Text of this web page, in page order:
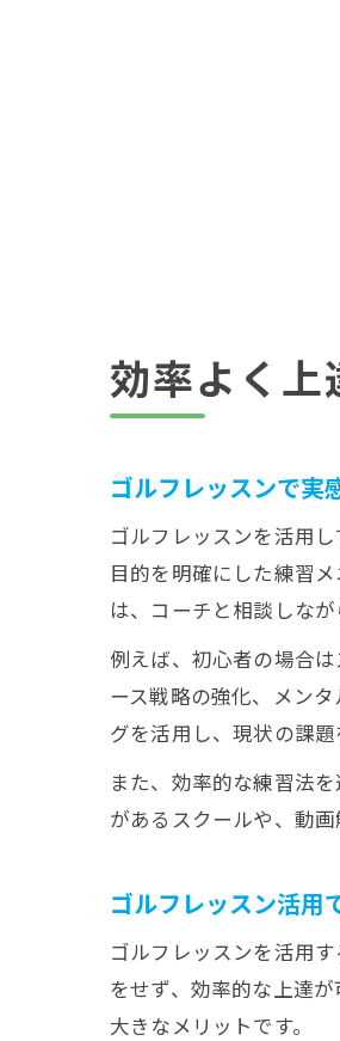
効率よく上
ゴルフレッスンで実
ゴルフレッスンを活用
目的を明確にした練習
は、コーチと相談しな
例えば、初心者の場合
ース戦略の強化、メン
グを活用し、現状の課題
また、効率的な練習法
があるスクールや、動
ゴルフレッスン活用
ゴルフレッスンを活用
をせず、効率的な上達
大きなメリットです。